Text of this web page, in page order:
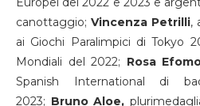
canottaggio; Vincenza Petrilli,
ai Giochi Paralimpici di Tokyo
Mondiali del 2022; Rosa
Spanish International di
2023; Bruno Aloe,